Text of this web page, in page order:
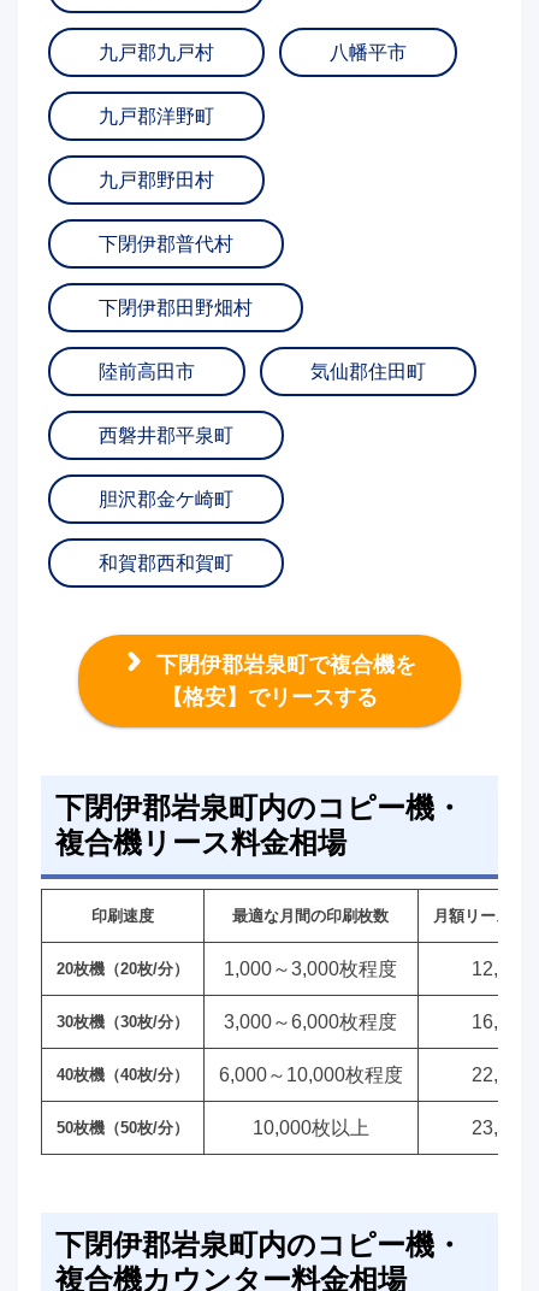
九戸郡九戸村 八幡平市
九戸郡洋野町
九戸郡野田村
下閉伊郡普代村
下閉伊郡田野畑村
陸前高田市 気仙郡住田町
西磐井郡平泉町
胆沢郡金ケ崎町
和賀郡西和賀町
下閉伊郡岩泉町で複合機を
【格安】でリースする
下閉伊郡岩泉町内のコピー機・
複合機リース料金相場
印刷速度 最適な月間の印刷枚数 月額リース料
20枚機（20枚/分） 1,000～3,000枚程度 12,000
30枚機（30枚/分） 3,000～6,000枚程度 16,000
40枚機（40枚/分） 6,000～10,000枚程度 22,000
50枚機（50枚/分） 10,000枚以上 23,000
下閉伊郡岩泉町内のコピー機・
複合機カウンター料金相場